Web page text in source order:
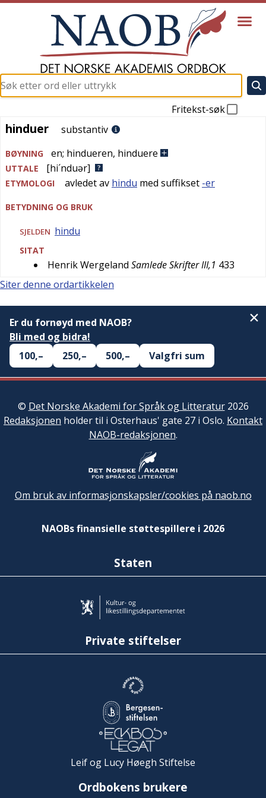
Fritekst-søk
hinduer
hinduer substantiv
BØYNING en; hindueren, hinduere
UTTALE [hi´nduər]
ETYMOLOGI avledet av hindu med suffikset -er
BETYDNING OG BRUK
SJELDEN hindu
SITAT
Henrik Wergeland Samlede Skrifter III,1 433
Siter denne ordartikkelen
Er du fornøyd med NAOB?
Bli med og bidra!
100,–
250,– 500,– Valgfri sum
© Det Norske Akademi for Språk og Litteratur2026
Redaksjonen holder til i Osterhaus' gate 27 i Oslo. Kontakt
NAOB-redaksjonen.
Om bruk av informasjonskapsler/cookies på naob.no
NAOBs finansielle støttespillere i 2026
Staten
Private stiftelser
Leif og Lucy Høegh Stiftelse
Ordbokens brukere